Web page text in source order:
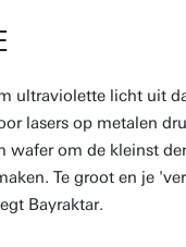
ultraviolette licht uit
lasers op metalen
wafer om de kleinst
Te groot en je
Bayraktar.